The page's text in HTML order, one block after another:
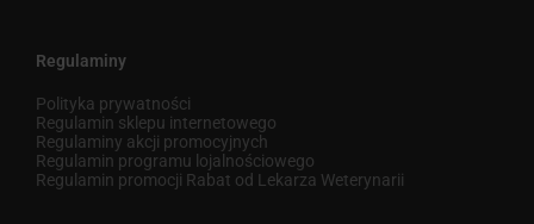
Regulaminy
Polityka prywatności
Regulamin sklepu internetowego
Regulaminy akcji promocyjnych
Regulamin programu lojalnościowego
Regulamin promocji Rabat od Lekarza Weterynarii